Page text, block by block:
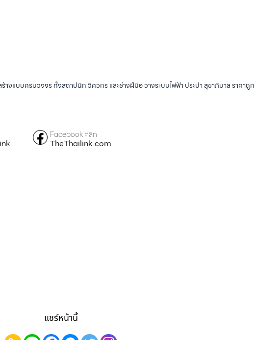
างแบบครบวงจร ทั้งสถาปนิก วิศวกร และช่างฝีมือ วางระบบไฟฟ้า ประปา สุขาภิบาล ราคาถู
Facebook คลิก
TheThailink.com
แชร์หน้านี้